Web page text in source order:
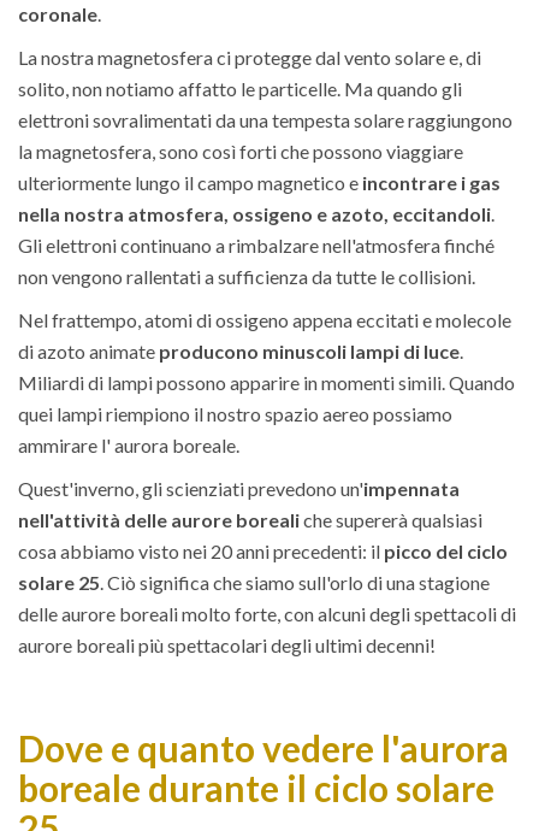
coronale
La nostra magnetosfera ci protegge dal vento solare e, di
solito, non notiamo affatto le particelle. Ma quando gli
elettroni sovralimentati da una tempesta solare raggiungono
la magnetosfera, sono così forti che possono viaggiare
ulteriormente lungo il campo magnetico e incontrare i gas
nella nostra atmosfera, ossigeno e azoto, eccitandoli
Gli elettroni continuano a rimbalzare nell'atmosfera finché
non vengono rallentati a sufficienza da tutte le collisioni.
Nel frattempo, atomi di ossigeno appena eccitati e molecole
di azoto animate producono minuscoli lampi di luce
Miliardi di lampi possono apparire in momenti simili. Quando
quei lampi riempiono il nostro spazio aereo possiamo
ammirare l' aurora boreale.
Quest'inverno, gli scienziati prevedono un'impennata
nell'attività delle aurore borealiche supererà qualsiasi
cosa abbiamo visto nei 20 anni precedenti: il picco del ciclo
solare 25 . Ciò significa che siamo sull'orlo di una stagione
delle aurore boreali molto forte, con alcuni degli spettacoli di
aurore boreali più spettacolari degli ultimi decenni!
Dove e quanto vedere l'aurora
boreale durante il ciclo solare